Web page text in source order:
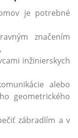
je potrebné
značením
inžinierskych
alebo
geometrického
zábradlím a v